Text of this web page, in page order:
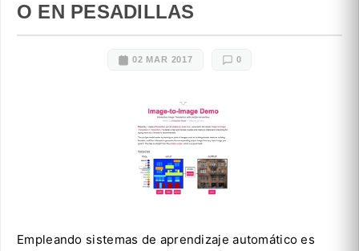
O EN PESADILLAS
02 MAR 2017 0
Empleando sistemas de aprendizaje automático es